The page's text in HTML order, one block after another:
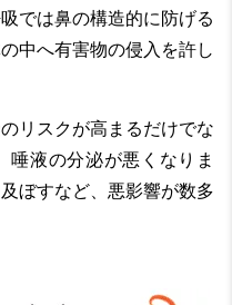
では鼻の構造的に防げる
中へ有害物の侵入を許し
リスクが高まるだけでな
唾液の分泌が悪くなりま
ぼすなど、悪影響が数多